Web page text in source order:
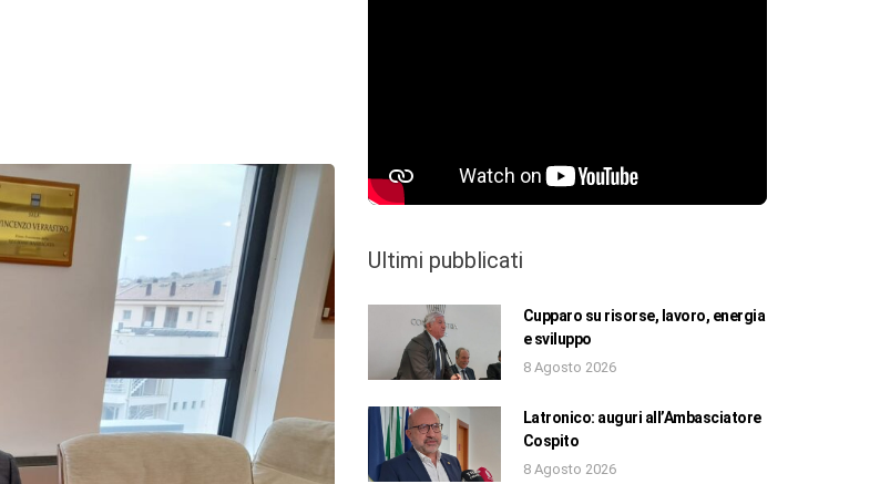
Ultimi pubblicati
Cupparo su risorse, lavoro, energia
e sviluppo
8 Agosto 2026
Latronico: auguri all’Ambasciatore
Cospito
8 Agosto 2026